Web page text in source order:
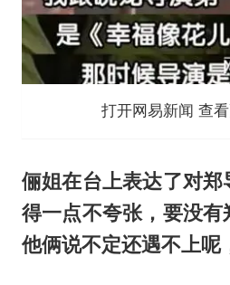
打开网易新闻 查
俪姐在台上表达了对
得一点不夸张，要没有
他俩说不定还遇不上呢